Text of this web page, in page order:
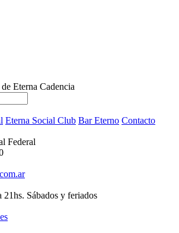
de Eterna Cadencia
Eterna Social Club Bar Eterno Contacto
Federal
21hs. Sábados y feriados